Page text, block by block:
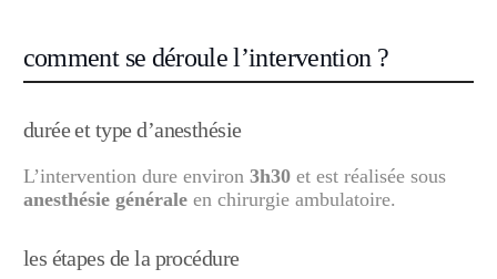
comment se déroule l’intervention ?
durée et type d’anesthésie
L’intervention dure environ 3h30et est réalisée sous
anesthésie généraleen chirurgie ambulatoire.
les étapes de la procédure